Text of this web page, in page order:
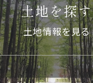
土地を探す
土地情報を見る